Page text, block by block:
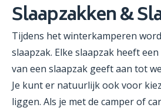
Slaapzakken &
Tijdens het winterkamperen
slaapzak. Elke slaapzak heeft
van een slaapzak geeft aan tot
Je kunt er natuurlijk ook voor
liggen. Als je met de camper of